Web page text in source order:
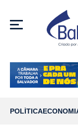
MENU
POLÍTICA